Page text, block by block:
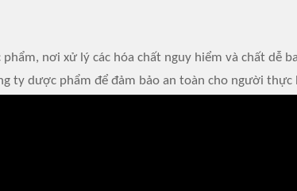
nơi xử lý các hóa chất nguy hiểm và chất dễ
ty dược phẩm để đảm bảo an toàn cho người thực